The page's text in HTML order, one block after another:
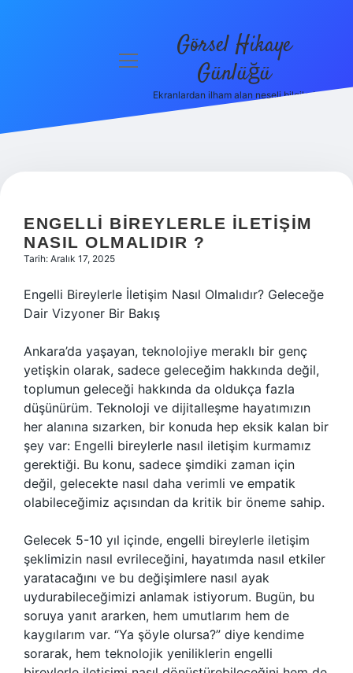
Hakkımızda
menüyü
Görsel Hikaye
Günlüğü
Ekranlardan ilham alan neşeli bilgiler!
ENGELLI BIREYLERLE ILETIŞIM
NASIL OLMALIDIR ?
Tarih: Aralık 17, 2025
Engelli Bireylerle İletişim Nasıl Olmalıdır? Geleceğe
Dair Vizyoner Bir Bakış
Ankara’da yaşayan, teknolojiye meraklı bir genç
yetişkin olarak, sadece geleceğim hakkında değil,
toplumun geleceği hakkında da oldukça fazla
düşünürüm. Teknoloji ve dijitalleşme hayatımızın
her alanına sızarken, bir konuda hep eksik kalan bir
şey var: Engelli bireylerle nasıl iletişim kurmamız
gerektiği. Bu konu, sadece şimdiki zaman için
değil, gelecekte nasıl daha verimli ve empatik
olabileceğimiz açısından da kritik bir öneme sahip.
Gelecek 5-10 yıl içinde, engelli bireylerle iletişim
şeklimizin nasıl evrileceğini, hayatımda nasıl etkiler
yaratacağını ve bu değişimlere nasıl ayak
uydurabileceğimizi anlamak istiyorum. Bugün, bu
soruya yanıt ararken, hem umutlarım hem de
kaygılarım var. “Ya şöyle olursa?” diye kendime
sorarak, hem teknolojik yeniliklerin engelli